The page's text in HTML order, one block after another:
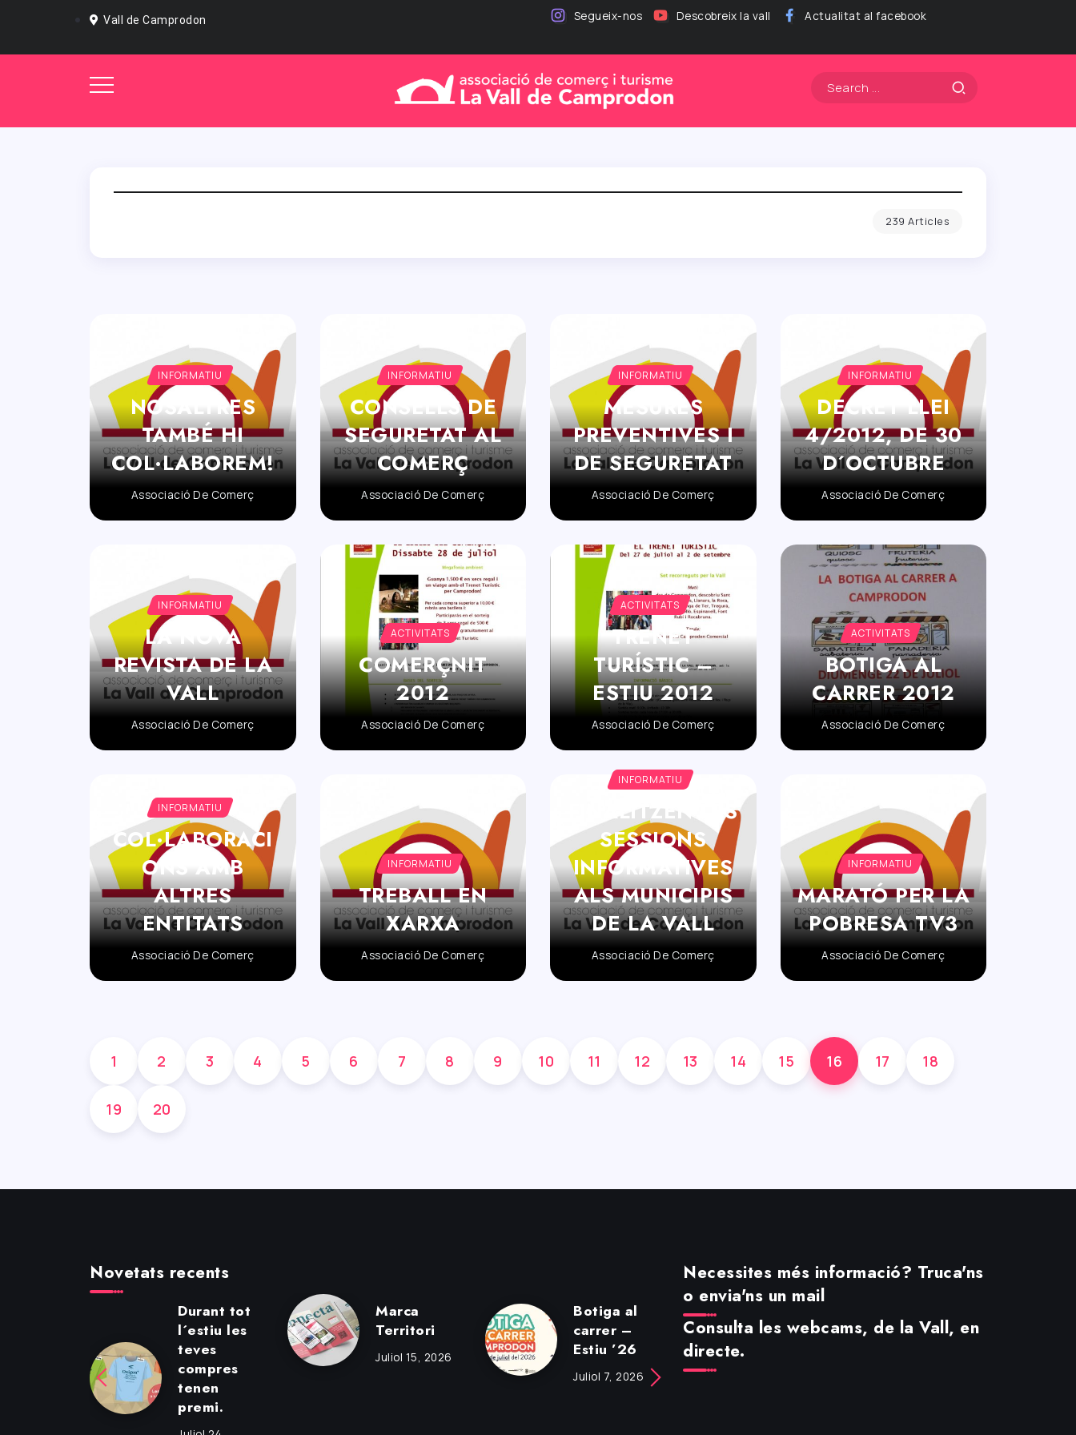
Vall de Camprodon Segueix-nos Descobreix la vall Actualitat al facebook
239 Articles
INFORMATIU
NOSALTRES
TAMBÉ HI
COL·LABOREM!
Associació De Comerç
INFORMATIU
CONSELLS DE
SEGURETAT AL
COMERÇ
Associació De Comerç
INFORMATIU
MESURES
PREVENTIVES I
DE SEGURETAT
Associació De Comerç
INFORMATIU
DECRET LLEI
4/2012, DE 30
D´OCTUBRE
Associació De Comerç
INFORMATIU
LA NOVA
REVISTA DE LA
VALL
Associació De Comerç
ACTIVITATS
COMERÇNIT
2012
Associació De Comerç
ACTIVITATS
TRENET
TURÍSTIC –
ESTIU 2012
Associació De Comerç
ACTIVITATS
BOTIGA AL
CARRER 2012
Associació De Comerç
INFORMATIU
COL·LABORACI
ONS AMB
ALTRES
ENTITATS
Associació De Comerç
INFORMATIU
TREBALL EN
XARXA
Associació De Comerç
INFORMATIU
FINALITZEN LES
SESSIONS
INFORMATIVES
ALS MUNICIPIS
DE LA VALL
Associació De Comerç
INFORMATIU
MARATÓ PER LA
POBRESA TV3
Associació De Comerç
1 2 3 4 5 6 7 8 9 10 11 12 13 14 15 16 17 18
19 20
Novetats recents
Durant tot
l´estiu les
teves
compres
tenen
premi.
Marca
Territori
Juliol 15, 2026
Botiga al
carrer –
Estiu ’26
Juliol 7, 2026
l´estiu les
Territori
Necessites més informació? Truca'ns
o envia'ns un mail
Consulta les webcams, de la Vall, en
directe.